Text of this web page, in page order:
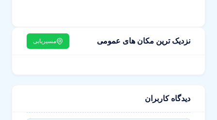
نزدیک ترین مکان های عمومی مسیریابی
دیدگاه کاربران